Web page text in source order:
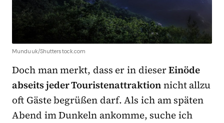
Munduuk/Shutterstock.com
Doch man merkt, dass er in dieserEinöde
abseits jeder Touristenattraktionnicht allzu
oft Gäste begrüßen darf. Als ich am späten
Abend im Dunkeln ankomme, suche ich